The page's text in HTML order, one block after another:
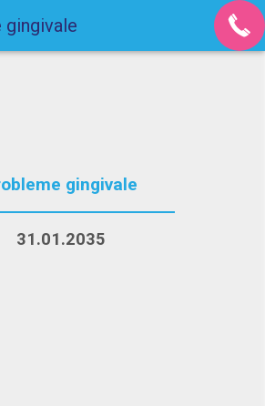
gingivale
31.01.2035
gingivale